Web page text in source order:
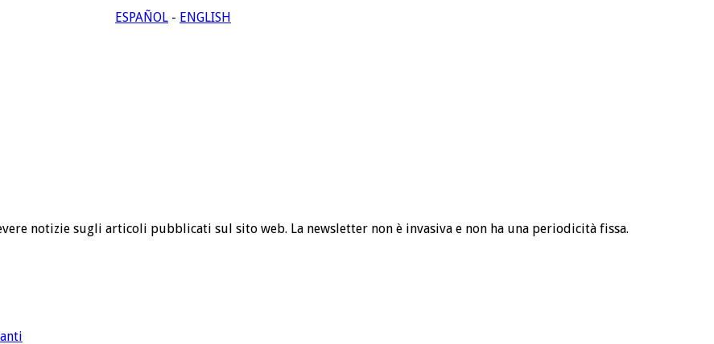
ESPAÑOL - ENGLISH
notizie sugli articoli pubblicati sul sito web. La newsletter non è invasiva e non ha una periodicità fissa.